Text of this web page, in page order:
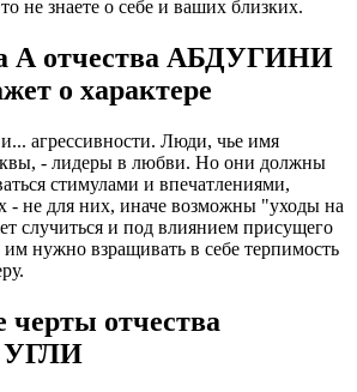
не знаете о себе и ваших близких.
А отчества АБДУГИНИ
о характере
агрессивности. Люди, чье имя
- лидеры в любви. Но они должны
стимулами и впечатлениями,
- не для них, иначе возможны "уходы на
случиться и под влиянием присущего
нужно взращивать в себе терпимость
черты отчества